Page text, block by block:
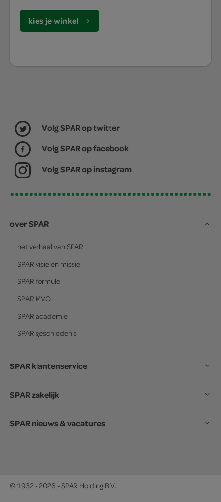
kies je winkel
Volg SPAR op twitter
Volg SPAR op facebook
Volg SPAR op instagram
over SPAR
het verhaal van SPAR
SPAR visie en missie
SPAR formule
SPAR MVO
SPAR academie
SPAR geschiedenis
SPAR klantenservice
SPAR zakelijk
SPAR nieuws & vacatures
© 1932 - 2026 - SPAR Holding B.V.